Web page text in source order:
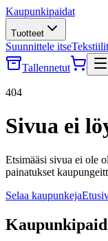
Kaupunkipaidat
Tuotteet
Suunnittele itseTekstiilit
Tallennetut
404
Sivua ei
Etsimääsi sivua ei ole
painatukset
Selaa kaupunkeja